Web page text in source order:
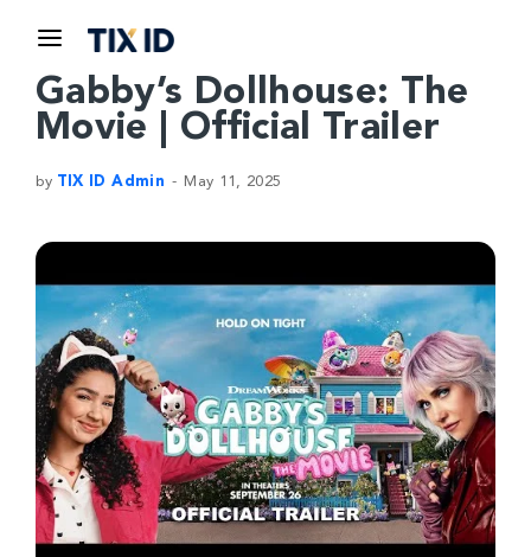
Gabby’s Dollhouse: The
Movie | Official Trailer
by TIX ID Admin May 11, 2025